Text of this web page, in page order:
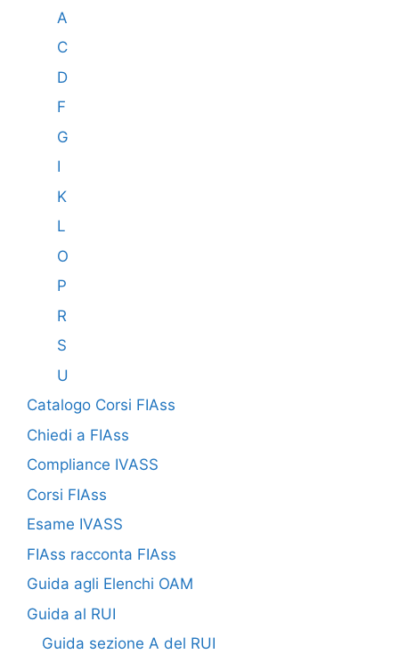
A
C
D
F
G
I
K
L
O
P
R
S
U
Catalogo Corsi FIAss
Chiedi a FIAss
Compliance IVASS
Corsi FIAss
Esame IVASS
FIAss racconta FIAss
Guida agli Elenchi OAM
Guida al RUI
Guida sezione A del RUI